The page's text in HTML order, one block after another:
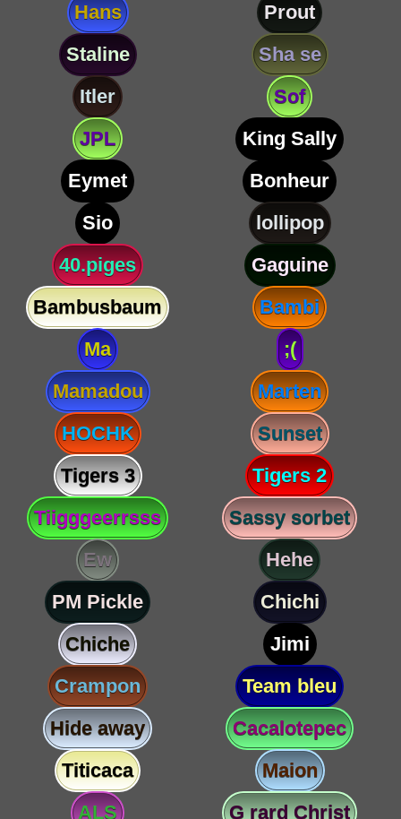
Hans
Prout
Staline
Sha se
Itler
Sof
JPL
King Sally
Eymet
Bonheur
Sio
lollipop
40.piges
Gaguine
Bambusbaum
Bambi
Ma
;(
Mamadou
Marten
HOCHK
Sunset
Tigers 3
Tigers 2
Tiigggeerrsss
Sassy sorbet
Ew
Hehe
PM Pickle
Chichi
Chiche
Jimi
Crampon
Team bleu
Hide away
Cacalotepec
Titicaca
Maion
ALS
G rard Christ